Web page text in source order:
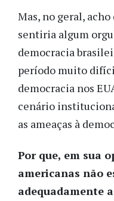
Mas, no geral,
sentiria algum
democracia
período muito
democracia nos
cenário
as ameaças à
Por que, em sua
americanas não
adequadamente